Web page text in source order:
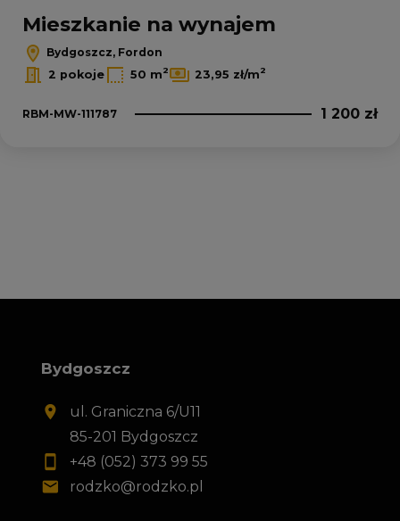
Mieszkanie na wynajem
Bydgoszcz, Fordon
2 pokoje
50 m2 23,95 zł/m2
RBM-MW-111787 1 200 zł
Bydgoszcz
ul. Graniczna 6/U11
85-201 Bydgoszcz
+48 (052) 373 99 55
rodzko@rodzko.pl